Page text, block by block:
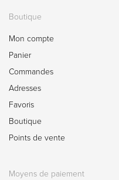
Boutique
Mon compte
Panier
Commandes
Adresses
Favoris
Boutique
Points de vente
Moyens de paiement